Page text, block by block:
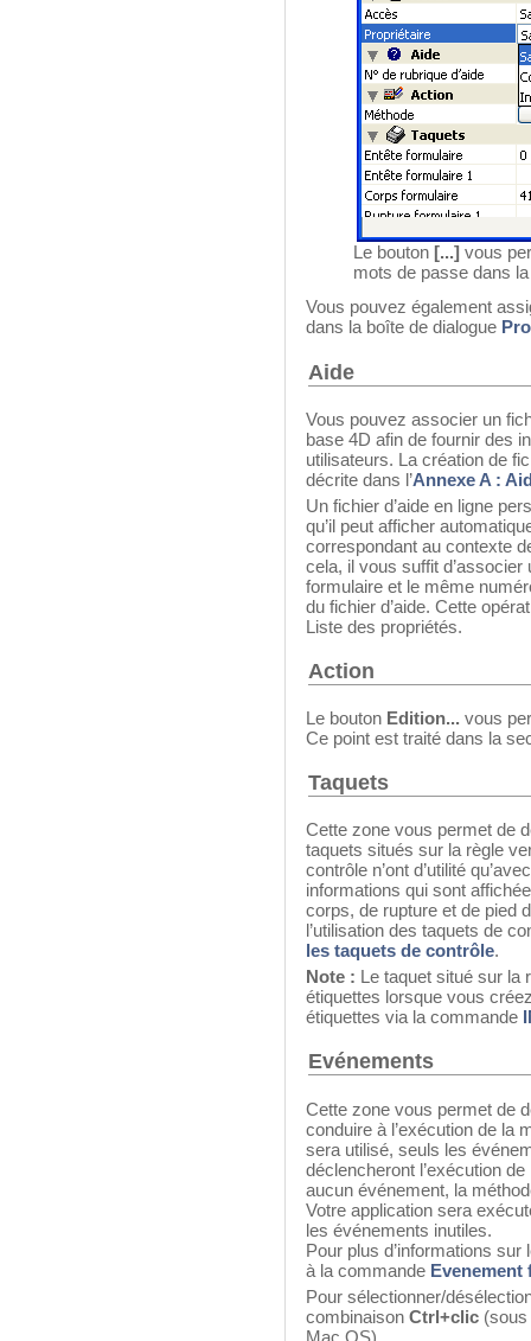
Le bouton [...] vous
mots de passe dans
Vous pouvez également
dans la boîte de dialogue
Aide
Vous pouvez associer un
base 4D afin de fournir des
utilisateurs. La création de
décrite dans l’Annexe A :
Un fichier d’aide en ligne
qu’il peut afficher
correspondant au contexte
cela, il vous suffit d’associer
formulaire et le même
du fichier d’aide. Cette
Liste des propriétés.
Action
Le bouton Edition... vous
Ce point est traité dans la
Taquets
Cette zone vous permet de
taquets situés sur la règle
contrôle n’ont d’utilité
informations qui sont
corps, de rupture et de pied
l’utilisation des taquets de
les taquets de contrôle.
Note : Le taquet situé sur la
étiquettes lorsque vous
étiquettes via la commande
Evénements
Cette zone vous permet de
conduire à l’exécution de la
sera utilisé, seuls les
déclencheront l’exécution
aucun événement, la
Votre application sera
les événements inutiles.
Pour plus d’informations
à la commande Evenement
Pour sélectionner/
combinaison Ctrl+clic
Mac OS).